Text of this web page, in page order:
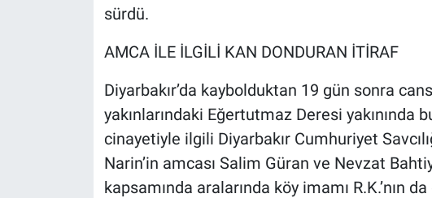
sürdü.
AMCA İLE İLGİLİ KAN DONDURAN İTİRAF
Diyarbakır’da kaybolduktan 19 gün sonra
yakınlarındaki Eğertutmaz Deresi yakınında
cinayetiyle ilgili Diyarbakır Cumhuriyet
Narin’in amcası Salim Güran ve Nevzat
kapsamında aralarında köy imamı R.K.’nın